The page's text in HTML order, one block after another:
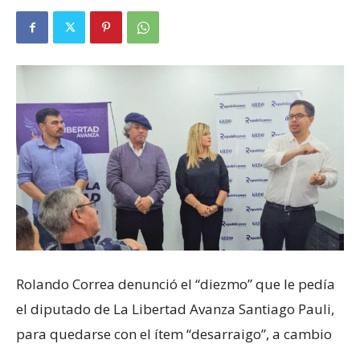
Rolando Correa denunció el “diezmo” que le pedía
el diputado de La Libertad Avanza Santiago Pauli,
para quedarse con el ítem “desarraigo”, a cambio